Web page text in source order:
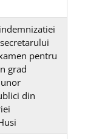
pentru
grad
din